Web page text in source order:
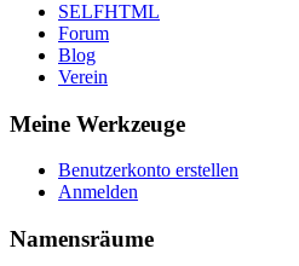
SELFHTML
Forum
Blog
Verein
Meine Werkzeuge
Benutzerkonto erstellen
Anmelden
Namensräume